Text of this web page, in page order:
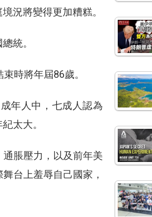
況將變得更加糟糕。
統。
時將年屆86歲。
年人中，七成人認為
太大。
脹壓力，以及前年美
台上羞辱自己國家，